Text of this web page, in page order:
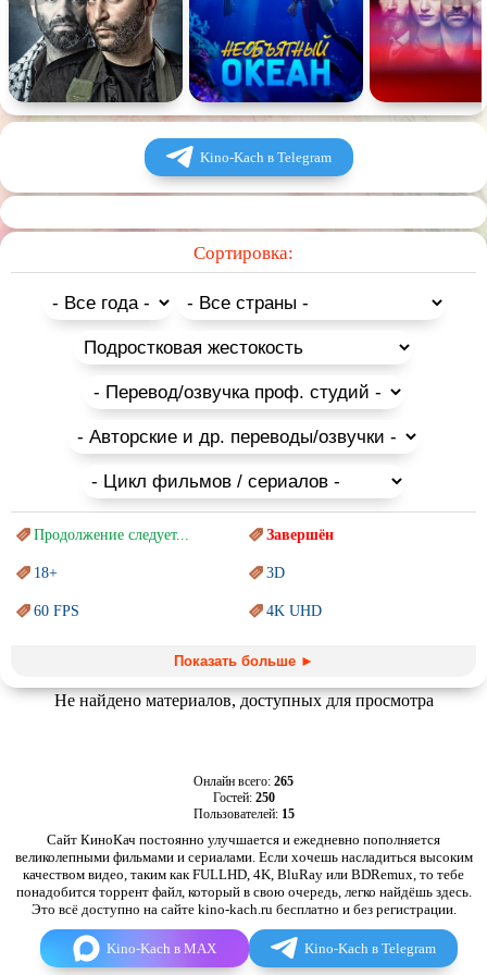
Комедия Человек Обучающие видео Религия
Kino-Kach в Telegram
Сортировка:
Продолжение следует... Завершён
18+ 3D
60 FPS 4K UHD
Marvel PIXAR
Антиутопия
Врачи Гении
Индийское кино Киберпанк
Коллекция Комикс
Маги и Волшебники Наркотики
Показать больше ►
Не найдено материалов, доступных для просмотра
Онлайн всего: 265
Гостей: 250
Пользователей: 15
Сайт КиноКач постоянно улучшается и ежедневно пополняется
великолепными фильмами и сериалами. Если хочешь насладиться высоким
качеством видео, таким как FULLHD, 4K, BluRay или BDRemux, то тебе
понадобится торрент файл, который в свою очередь, легко найдёшь здесь.
Это всё доступно на сайте kino-kach.ru бесплатно и без регистрации.
Kino-Kach в MAX Kino-Kach в Telegram